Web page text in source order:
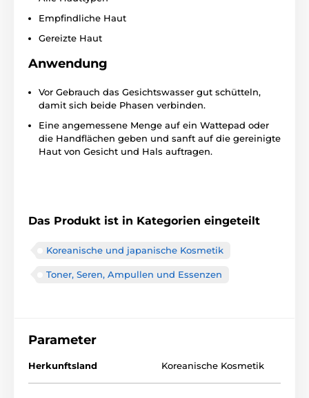
Empfindliche Haut
Gereizte Haut
Anwendung
Vor Gebrauch das Gesichtswasser gut schütteln,
damit sich beide Phasen verbinden.
Eine angemessene Menge auf ein Wattepad oder
die Handflächen geben und sanft auf die gereinigte
Haut von Gesicht und Hals auftragen.
Das Produkt ist in Kategorien eingeteilt
Koreanische und japanische Kosmetik
Toner, Seren, Ampullen und Essenzen
Parameter
Herkunftsland Koreanische Kosmetik